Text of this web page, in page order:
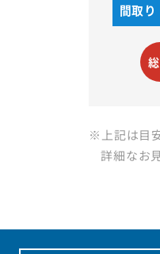
間取り
※上記は目
詳細なお